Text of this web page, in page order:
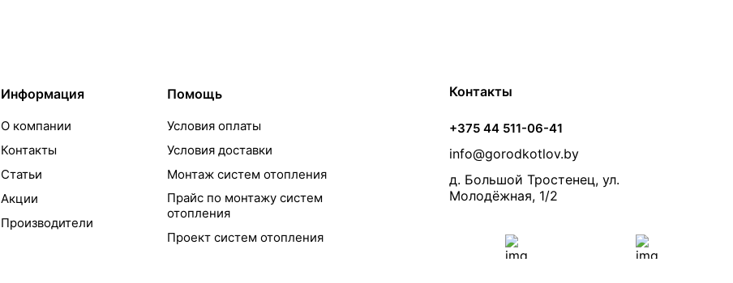
Информация
О компании
Контакты
Статьи
Акции
Производители
Помощь
Условия оплаты
Условия доставки
Монтаж систем отопления
Прайс по монтажу систем
отопления
Проект систем отопления
Контакты
+375 44 511-06-41
info@gorodkotlov.by
д. Большой Тростенец, ул.
Молодёжная, 1/2